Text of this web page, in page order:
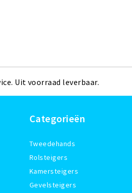
Uit voorraad leverbaar.
Categorieën
Tweedehands
Rolsteigers
Kamersteigers
Gevelsteigers